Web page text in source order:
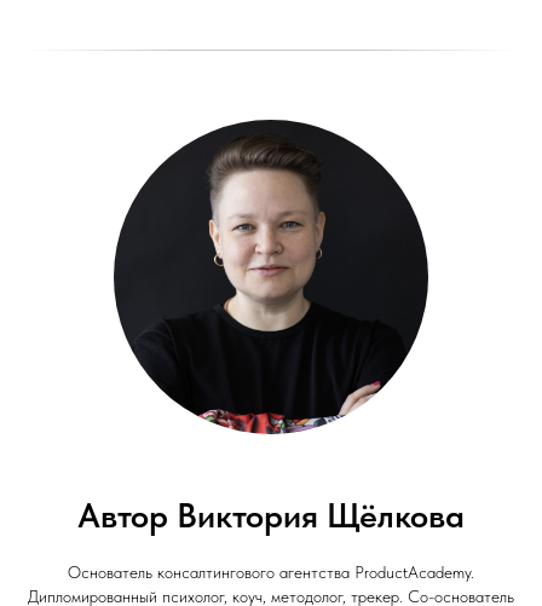
Автор Виктория Щёлкова
Основатель консалтингового агентства ProductAcademy.
Дипломированный психолог, коуч, методолог, трекер. Со-основатель